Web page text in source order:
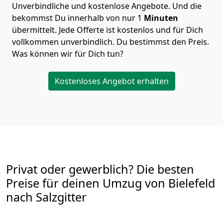
Unverbindliche und kostenlose Angebote. Und die
bekommst Du innerhalb von nur 1 Minuten
übermittelt. Jede Offerte ist kostenlos und für Dich
vollkommen unverbindlich. Du bestimmst den Preis.
Was können wir für Dich tun?
Kostenloses Angebot erhalten
Privat oder gewerblich? Die besten
Preise für deinen Umzug von Bielefeld
nach Salzgitter